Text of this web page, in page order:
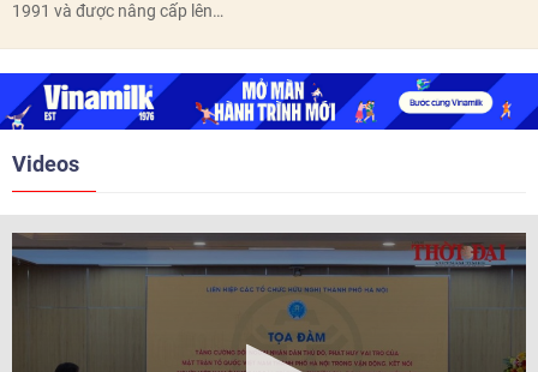
1991 và được nâng cấp lên
nghị Cấp cao vào các năm 2005,
2010, 2016, 2018, 2021.
Videos